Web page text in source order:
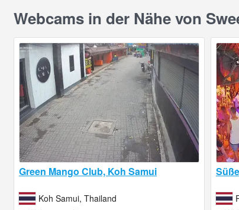
Webcams in der Nähe von
Green Mango Club, Koh Samui
Koh Samui, Thailand